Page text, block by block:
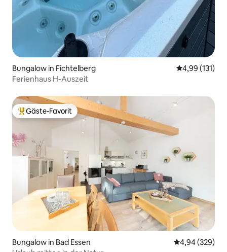
Bungalow in Fichtelberg
4,99 (131)
Ferienhaus H-Auszeit
Beliebter Gäste-Favorit.
Gäste-Favorit
Bungalow in Bad Essen
4,94 (329)